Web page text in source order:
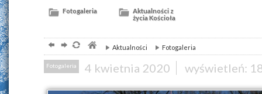
Fotogaleria
Aktualności z
życia Kościoła
Aktualności Fotogaleria
Fotogaleria 4 kwietnia 2020 wyświetleń: